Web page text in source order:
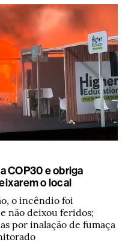
COP30 e obriga
o local
o incêndio foi
não deixou feridos;
por inalação de fumaça